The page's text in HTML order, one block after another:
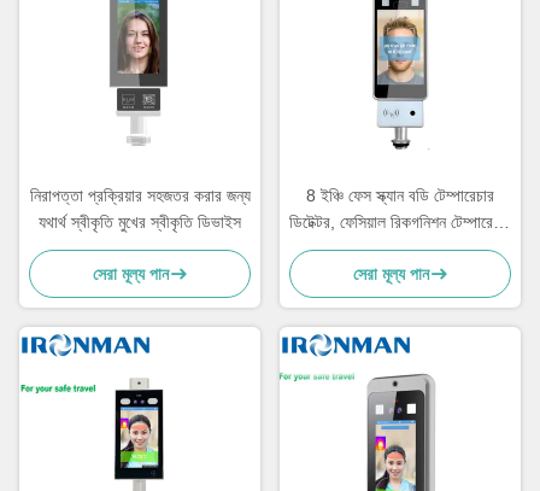
নিরাপত্তা প্রক্রিয়ার সহজতর করার জন্য
যথার্থ স্বীকৃতি মুখের স্বীকৃতি ডিভাইস
সেরা মূল্য পান
8 ইঞ্চি ফেস স্ক্যান বডি টেম্পারেচার
ডিটেক্টর, ফেসিয়াল রিকগনিশন টেম্পারেচার
স্ক্যানার
সেরা মূল্য পান